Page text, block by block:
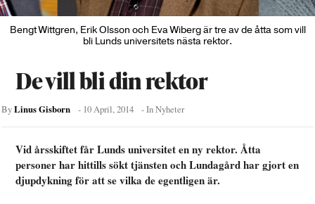
Bengt Wittgren, Erik Olsson och Eva Wiberg är tre av de åtta som vill
bli Lunds universitets nästa rektor.
De vill bli din rektor
ByLinus Gisborn - 10 April, 2014 - InNyheter
Vid årsskiftet får Lunds universitet en ny rektor. Åtta
personer har hittills sökt tjänsten och Lundagård har gjort en
djupdykning för att se vilka de egentligen är.